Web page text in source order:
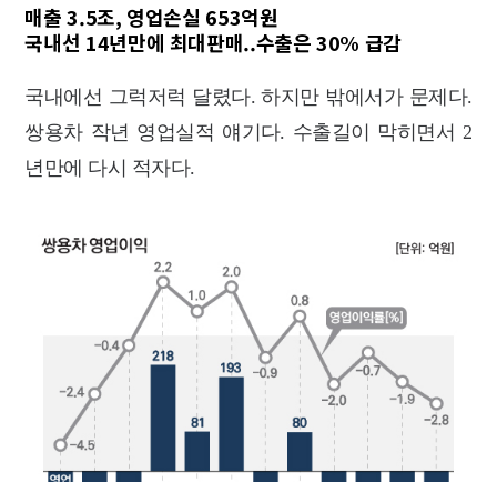
매출 3.5조, 영업손실 653억원
국내선 14년만에 최대판매..수출은 30% 급감
국내에선 그럭저럭 달렸다. 하지만 밖에서가 문제다.
쌍용차 작년 영업실적 얘기다. 수출길이 막히면서 2
년만에 다시 적자다.